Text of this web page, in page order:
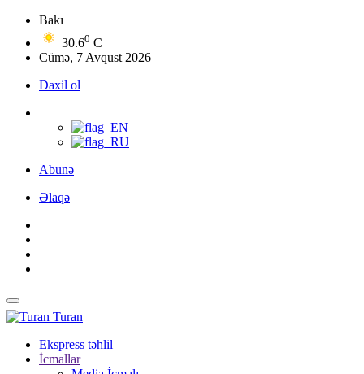
Bakı
30.60 C
Cümə, 7 Avqust 2026
Daxil ol
Abunə
Əlaqə
Turan
Ekspress təhlil
İcmallar